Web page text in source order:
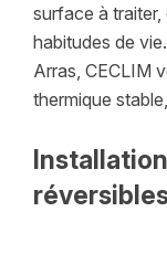
surface à traiter,
habitudes de
Arras, CECLIM
thermique